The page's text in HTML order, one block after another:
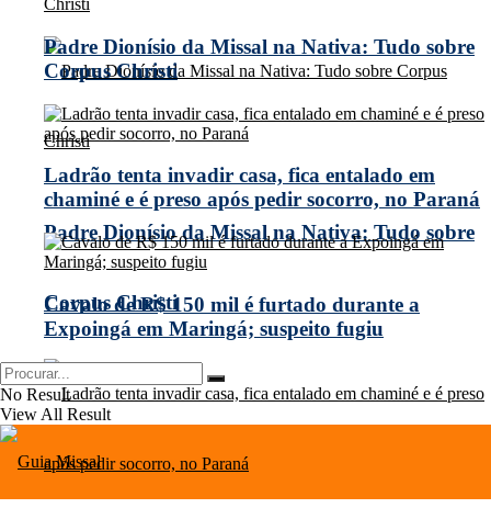
Padre Dionísio da Missal na Nativa: Tudo sobre
Corpus Christi
Padre Dionísio da Missal na Nativa: Tudo sobre
Corpus Christi
Ladrão tenta invadir casa, fica entalado em
chaminé e é preso após pedir socorro, no Paraná
Cavalo de R$ 150 mil é furtado durante a
Expoingá em Maringá; suspeito fugiu
No Result
View All Result